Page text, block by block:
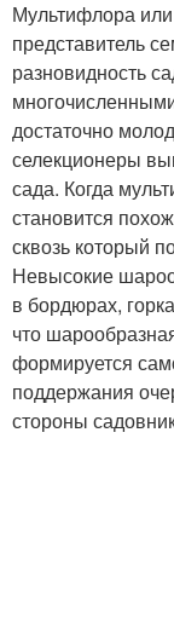
Мультифлора
представитель
разновидность
достаточно
селекционеры
сада. Когда
становится
сквозь который
Невысокие
в бордюрах,
что
формируется
поддержания
стороны